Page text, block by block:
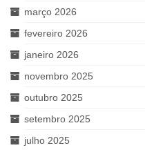
março 2026
fevereiro 2026
janeiro 2026
novembro 2025
outubro 2025
setembro 2025
julho 2025